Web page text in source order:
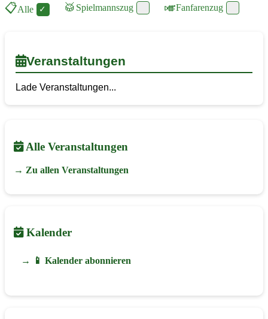
📋Alle 🥁 Spielmannszug 🎺Fanfarenzug
Veranstaltungen
Lade Veranstaltungen...
Alle Veranstaltungen
→ Zu allen Veranstaltungen
Kalender
→ 📱 Kalender abonnieren